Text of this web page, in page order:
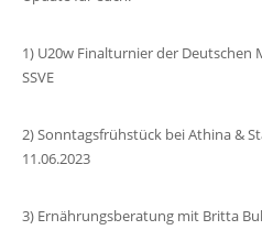
1) U20w Finalturnier der Deutschen
SSVE
2) Sonntagsfrühstück bei Athina &
11.06.2023
3) Ernährungsberatung mit Britta